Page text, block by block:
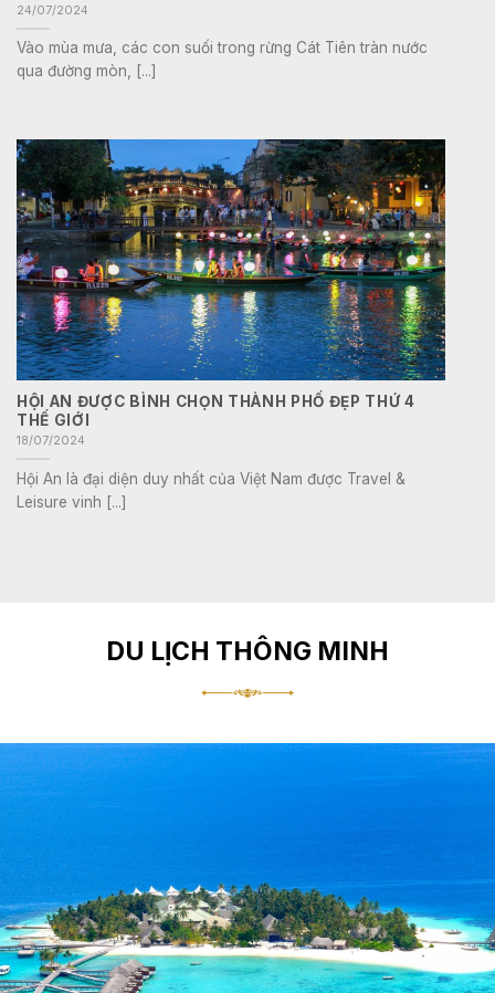
24/07/2024
Vào mùa mưa, các con suối trong rừng Cát Tiên tràn nước
qua đường mòn, [...]
HỘI AN ĐƯỢC BÌNH CHỌN THÀNH PHỐ ĐẸP THỨ 4
THẾ GIỚI
18/07/2024
Hội An là đại diện duy nhất của Việt Nam được Travel &
Leisure vinh [...]
DU LỊCH THÔNG MINH